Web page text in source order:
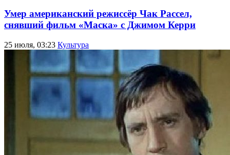
Умер американский режиссёр Чак Рассел,
снявший фильм «Маска» с Джимом Керри
25 июля, 03:23 Культура